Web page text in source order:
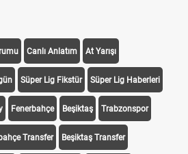
Canlı Anlatım At Yarışı
Süper Lig Fikstür Süper Lig Haberleri
Fenerbahçe Beşiktaş Trabzonspor
Transfer Beşiktaş Transfer